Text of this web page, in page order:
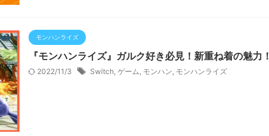
モンハンライズ
『モンハンライズ』ガルク好き必見！新重ね着の魅力！
2022/11/3 Switch ゲーム モンハン モンハンライズ